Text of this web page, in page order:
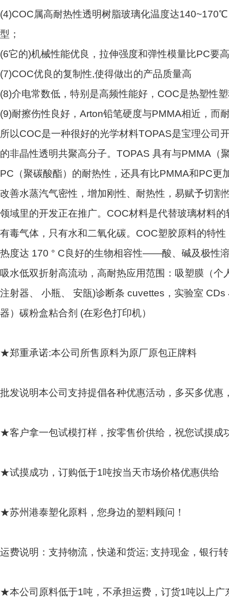
(4)COC属高耐热性透明树脂玻璃化温度达
型；
(6它的)机械性能优良，拉伸强度和弹性模量比PC要
(7)COC优良的复制性,使得做出的产品质量高
(8)介电常数低，特别是高频性能好，COC是热塑性
(9)耐擦伤性良好，Arton铅笔硬度与PMMA相近，而
所以COC是一种很好的光学材料TOPAS是宝理公司
的非晶性透明共聚高分子。TOPAS 具有与PMMA（
PC（聚碳酸酯）的耐热性，还具有比PMMA和PC
改善水蒸汽气密性，增加刚性、耐热性，易赋予切
领域里的开发正在推广。COC材料是代替玻璃材料
有毒气体，只有水和二氧化碳。COC塑胶原料的特
热度达 170 ° C良好的生物相容性——酸、碱及极性
吸水低双折射高流动，高耐热应用范围：吸塑膜（
注射器、 小瓶、 安瓿)诊断条 cuvettes，实验室
器）碳粉盒粘合剂 (在彩色打印机）
★郑重承诺:本公司所售原料为原厂原包正牌料
批发说明本公司支持提倡各种优惠活动，多买多优
★客户拿一包试模打样，按零售价供给，祝您试摸成
★试摸成功，订购低于1吨按当天市场价格优惠供给
★苏州港泰塑化原料，您身边的塑料顾问！
运费说明：支持物流，快递和货运; 支持现金，银行
★本公司原料低于1吨，不承担运费，订货1吨以上广